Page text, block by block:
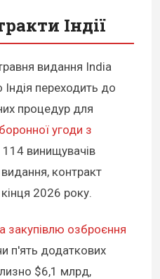
Індії
видання India
переходить до
процедур для
угоди з
114 винищувачів
контракт
2026 року.
закупівлю озброєння
п'ять додаткових
$6,1 млрд,